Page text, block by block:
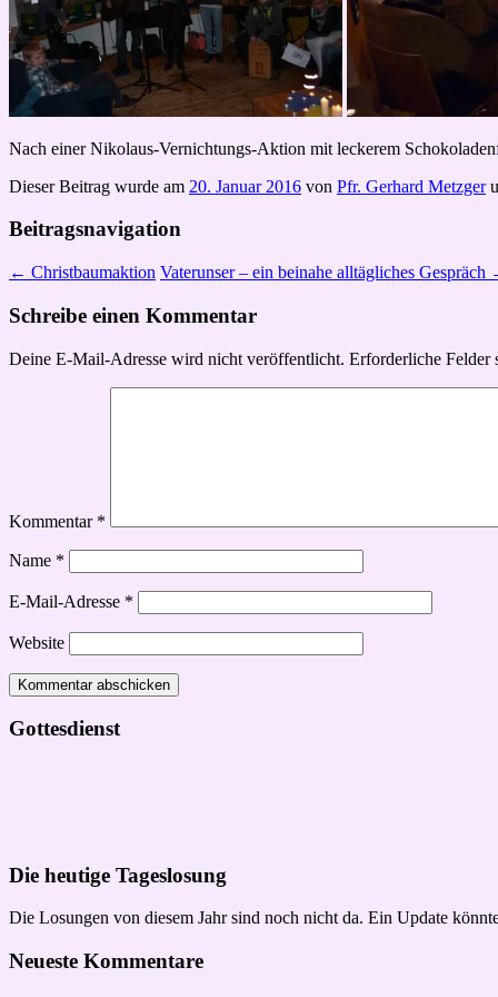
Nach einer Nikolaus-Vernichtungs-Aktion mit leckerem
Dieser Beitrag wurde am 20. Januar 2016 von Pfr. Gerhard Metzger
Beitragsnavigation
← Christbaumaktion Vaterunser – ein beinahe alltägliches Gespräch
Schreibe einen Kommentar
Deine E-Mail-Adresse wird nicht veröffentlicht. Erforderliche Felder
Kommentar *
Name *
E-Mail-Adresse *
Website
Gottesdienst
Die heutige Tageslosung
Die Losungen von diesem Jahr sind noch nicht da. Ein Update
Neueste Kommentare